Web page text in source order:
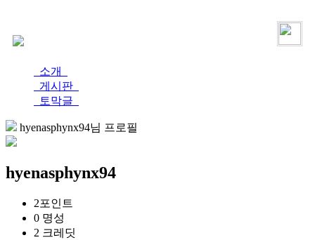
소개
게시판
토막글
hyenasphynx94님 프로필
hyenasphynx94
2포인트
0 명성
2 크레딧